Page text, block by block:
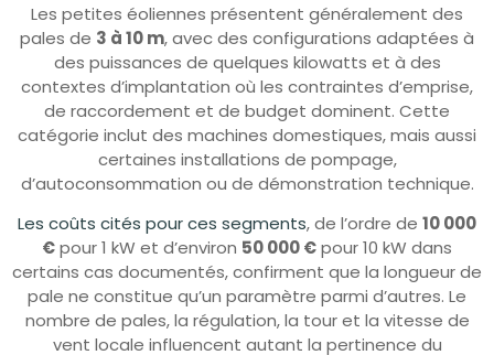
Les petites éoliennes présentent généralement des
pales de 3 à 10 m, avec des configurations adaptées à
des puissances de quelques kilowatts et à des
contextes d’implantation où les contraintes d’emprise,
de raccordement et de budget dominent. Cette
catégorie inclut des machines domestiques, mais aussi
certaines installations de pompage,
d’autoconsommation ou de démonstration technique.
Les coûts cités pour ces segments, de l’ordre de 10 000
€pour 1 kW et d’environ 50 000 €pour 10 kW dans
certains cas documentés, confirment que la longueur de
pale ne constitue qu’un paramètre parmi d’autres. Le
nombre de pales, la régulation, la tour et la vitesse de
vent locale influencent autant la pertinence du